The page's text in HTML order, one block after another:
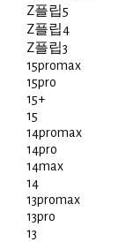
Z플립5
Z플립4
Z플립3
15promax
15pro
15+
15
14promax
14pro
14max
14
13promax
13pro
13